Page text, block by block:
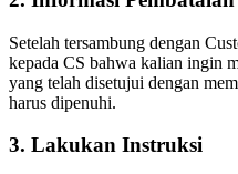
Setelah tersambung dengan
kepada CS bahwa kalian ingin
yang telah disetujui dengan
harus dipenuhi.
3. Lakukan Instruksi